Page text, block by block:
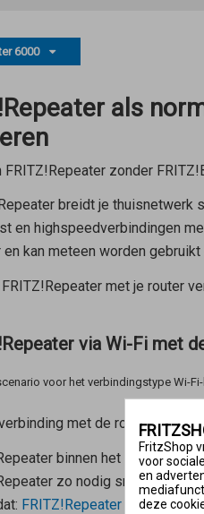
6000
als
zonder
breidt je
en highspeedverbindingen
en kan meteen worden
met je router
via Wi-Fi met
voor het verbindingstype Wi-
met de router is
binnen het Wi-Fi-
zo nodig snel en
FRITZ!Repeater via Wi-Fi
FritzShop
voor
en
deze